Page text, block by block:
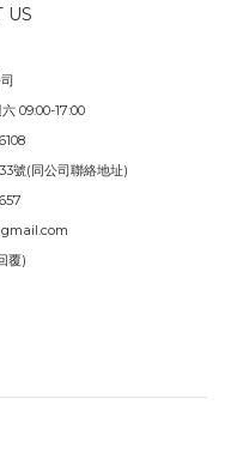
US
09:00-17:00
號(同公司聯絡地址)
覆)